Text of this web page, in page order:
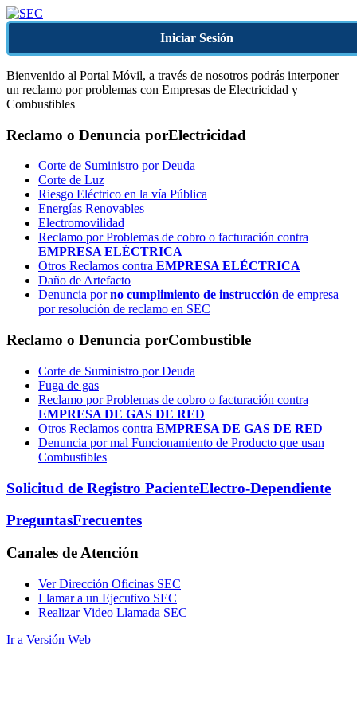
Iniciar Sesión
Bienvenido al Portal Móvil, a través de nosotros podrás interponer
un reclamo por problemas con Empresas de Electricidad y
Combustibles
Reclamo o Denuncia porElectricidad
Corte de Suministro por Deuda
Corte de Luz
Riesgo Eléctrico en la vía Pública
Energías Renovables
Electromovilidad
Reclamo por Problemas de cobro o facturación contra
EMPRESA ELÉCTRICA
Otros Reclamos contra EMPRESA ELÉCTRICA
Daño de Artefacto
Denuncia porno cumplimiento de instrucción de empresa
por resolución de reclamo en SEC
Reclamo o Denuncia porCombustible
Corte de Suministro por Deuda
Fuga de gas
Reclamo por Problemas de cobro o facturación contra
EMPRESA DE GAS DE RED
Otros Reclamos contra EMPRESA DE GAS DE RED
Denuncia por mal Funcionamiento de Producto que usan
Combustibles
Solicitud de Registro PacienteElectro-Dependiente
PreguntasFrecuentes
Canales de Atención
Ver Dirección Oficinas SEC
Llamar a un Ejecutivo SEC
Realizar Video Llamada SEC
Ir a Versión Web